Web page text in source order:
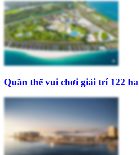
Quần thể vui chơi giải trí 122 ha